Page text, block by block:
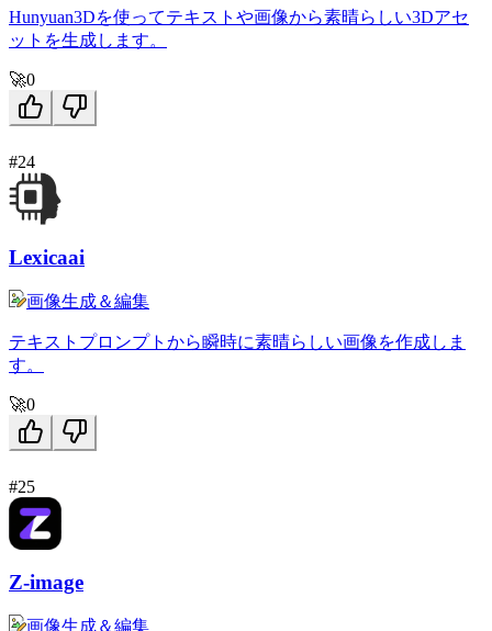
Hunyuan3Dを使ってテキストや画像から素晴らしい3Dアセ
ットを生成します。
🚀0
#24
Lexicaai
画像生成＆編集
テキストプロンプトから瞬時に素晴らしい画像を作成しま
す。
🚀0
#25
Z-image
画像生成＆編集